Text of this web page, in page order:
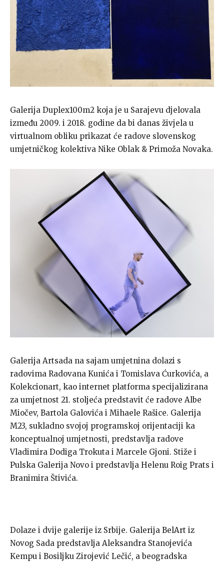
Galerija Duplex100m2 koja je u Sarajevu djelovala
između 2009. i 2018. godine da bi danas živjela u
virtualnom obliku prikazat će radove slovenskog
umjetničkog kolektiva Nike Oblak & Primoža Novaka.
Galerija Artsada na sajam umjetnina dolazi s
radovima Radovana Kunića i Tomislava Ćurkovića, a
Kolekcionart, kao internet platforma specijalizirana
za umjetnost 21. stoljeća predstavit će radove Albe
Miočev, Bartola Galovića i Mihaele Rašice. Galerija
M23, sukladno svojoj programskoj orijentaciji ka
konceptualnoj umjetnosti, predstavlja radove
Vladimira Dodiga Trokuta i Marcele Gjoni. Stiže i
Pulska Galerija Novo i predstavlja Helenu Roig Prats i
Branimira Štivića.
Dolaze i dvije galerije iz Srbije. Galerija BelArt iz
Novog Sada predstavlja Aleksandra Stanojevića
Kempu i Bosiljku Zirojević Lečić, a beogradska